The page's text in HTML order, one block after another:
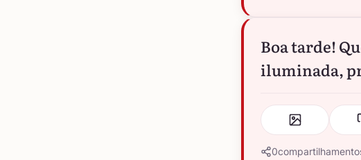
Boa tarde!
iluminada,
0